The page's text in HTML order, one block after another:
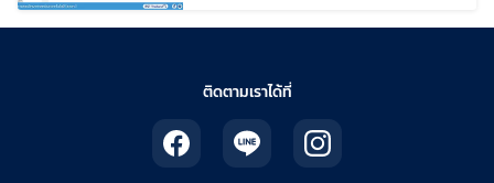
ติดตามเราได้ที่